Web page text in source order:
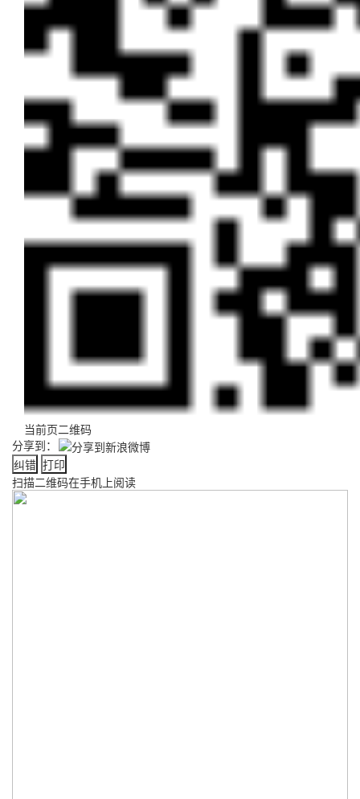
当前页二维码
分享到：
纠错 打印
扫描二维码在手机上阅读